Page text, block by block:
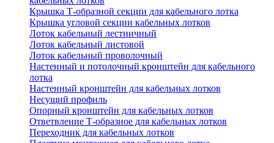
Крышка Т-образной секции для кабельного лотка
Крышка угловой секции кабельных лотков
Лоток кабельный лестничный
Лоток кабельный листовой
Лоток кабельный проволочный
Настенный и потолочный кронштейн для кабельного
лотка
Настенный кронштейн для кабельных лотков
Несущий профиль
Опорный кронштейн для кабельных лотков
Ответвление Т-образное для кабельных лотков
Переходник для кабельных лотков